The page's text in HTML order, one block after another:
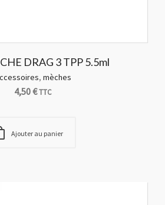
DRAG 3 TPP 5.5ml
, mèches
4,50€TTC
Ajouter au panier